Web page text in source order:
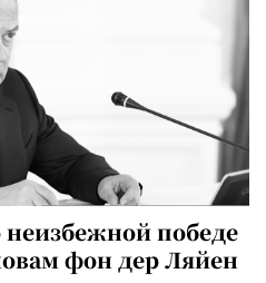
неизбежной победе
фон дер Ляйен